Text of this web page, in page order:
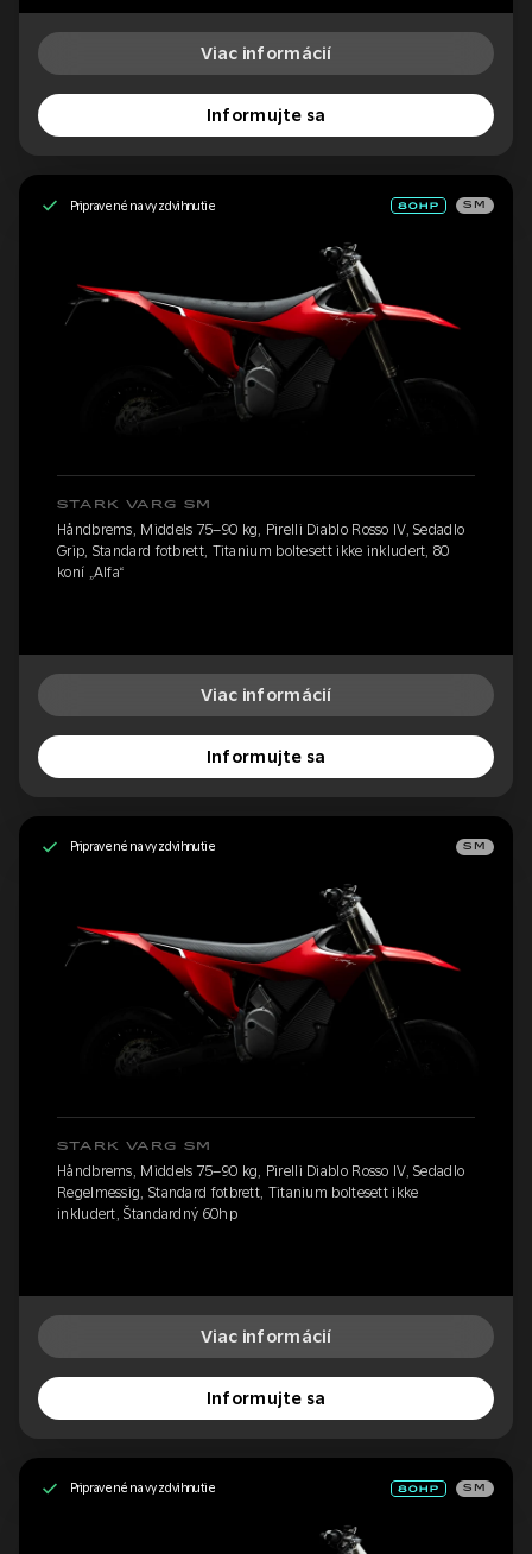
Viac informácií
Informujte sa
Pripravené na vyzdvihnutie SM
STARK VARG SM
Håndbrems, Middels 75–90 kg, Pirelli Diablo Rosso IV, Sedadlo
Grip, Standard fotbrett, Titanium boltesett ikke inkludert, 80
koní „Alfa“
Viac informácií
Informujte sa
Pripravené na vyzdvihnutie SM
STARK VARG SM
Håndbrems, Middels 75–90 kg, Pirelli Diablo Rosso IV, Sedadlo
Regelmessig, Standard fotbrett, Titanium boltesett ikke
inkludert, Štandardný 60hp
Viac informácií
Informujte sa
Pripravené na vyzdvihnutie SM